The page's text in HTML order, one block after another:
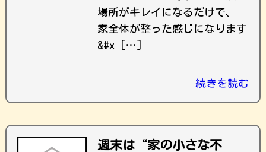
場所がキレイになるだけで、
家全体が整った感じになります
&#x […]
続きを読む
週末は“家の小さな不